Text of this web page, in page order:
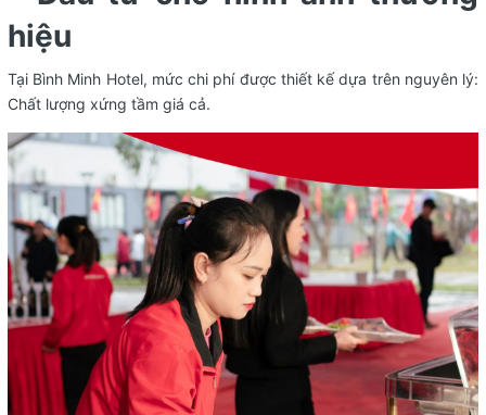
hiệu
Tại Bình Minh Hotel, mức chi phí được thiết kế dựa trên nguyên lý:
Chất lượng xứng tầm giá cả.